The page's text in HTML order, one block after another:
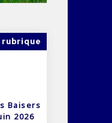
Baisers
2026